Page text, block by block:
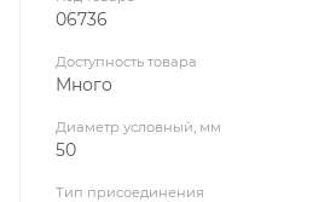
06736
Доступность товара
Много
Диаметр условный, мм
50
Тип присоединения